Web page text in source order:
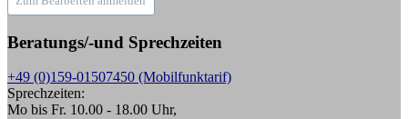
Beratungs/-und Sprechzeiten
+49 (0)159-01507450 (Mobilfunktarif)
Sprechzeiten:
Mo bis Fr. 10.00 - 18.00 Uhr,